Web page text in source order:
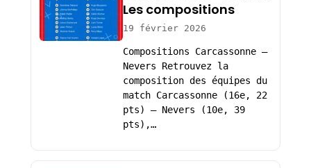
Les compositions
19 février 2026
Compositions Carcassonne –
Nevers Retrouvez la
composition des équipes du
match Carcassonne (16e, 22
pts) – Nevers (10e, 39
pts),…